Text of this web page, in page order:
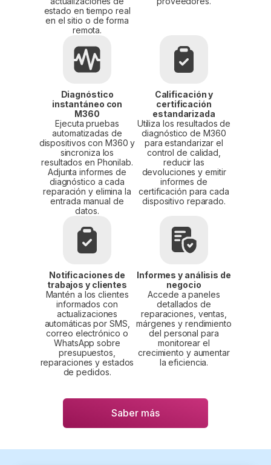
estado en tiempo real
en el sitio o de forma
remota.
Diagnóstico
instantáneo con
M360
Ejecuta pruebas
automatizadas de
dispositivos con M360 y
sincroniza los
resultados en Phonilab.
Adjunta informes de
diagnóstico a cada
reparación y elimina la
entrada manual de
datos.
Calificación y
certificación
estandarizada
Utiliza los resultados de
diagnóstico de M360
para estandarizar el
control de calidad,
reducir las
devoluciones y emitir
informes de
certificación para cada
dispositivo reparado.
Notificaciones de
trabajos y clientes
Mantén a los clientes
informados con
actualizaciones
automáticas por SMS,
correo electrónico o
WhatsApp sobre
presupuestos,
reparaciones y estados
de pedidos.
Informes y análisis de
negocio
Accede a paneles
detallados de
reparaciones, ventas,
márgenes y rendimiento
del personal para
monitorear el
crecimiento y aumentar
la eficiencia.
Saber más